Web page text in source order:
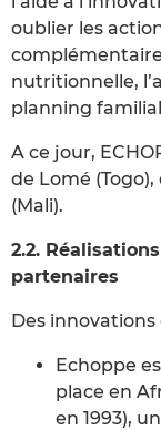
oublier les
nutritionnelle,
planning
A ce jour,
de Lomé
(Mali).
2.2.
partenaires
Des
Echoppe
place en
en 1993),